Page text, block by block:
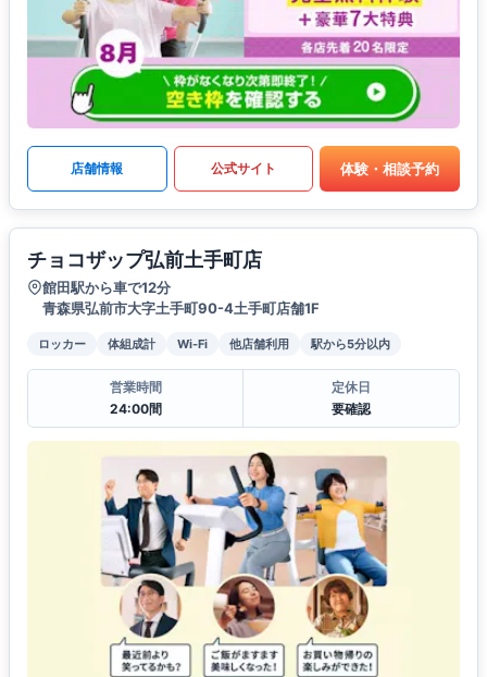
店舗情報 公式サイト 体験・相談予約
チョコザップ弘前土手町店
館田駅から車で12分
青森県弘前市大字土手町90-4土手町店舗1F
ロッカー 体組成計 Wi-Fi 他店舗利用 駅から5分以内
営業時間
24:00間
定休日
要確認